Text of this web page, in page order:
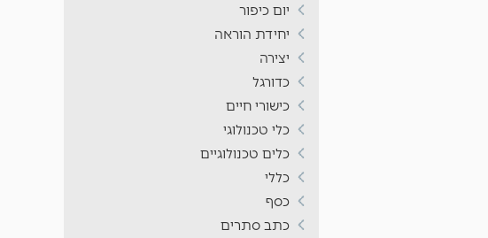
יום כיפור
יחידת הוראה
יצירה
כדורגל
כישורי חיים
כלי טכנולוגי
כלים טכנולוגיים
כללי
כסף
כתב סתרים